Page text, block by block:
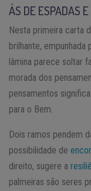
ÁS DE ESPADAS
Nesta primeira carta
brilhante, empunhada
lâmina parece soltar
morada dos
pensamentos
para o Bem.
Dois ramos pendem
possibilidade de
direito, sugere a
palmeiras são seres